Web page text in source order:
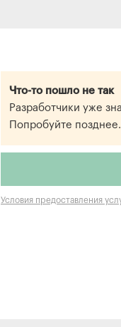
Что-то пошло не так
Разработчики уже
Попробуйте позднее.
Условия предоставления